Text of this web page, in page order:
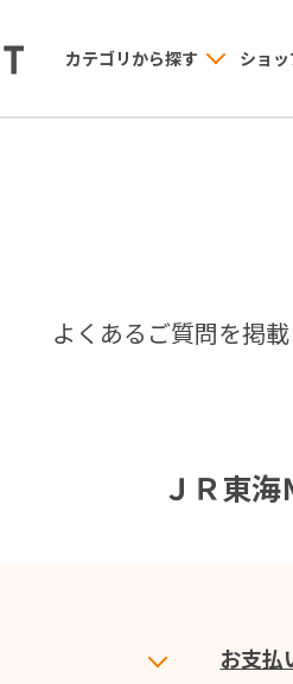
カテゴリから探す ショ
よくあるご質問を掲
ＪＲ東
お支払